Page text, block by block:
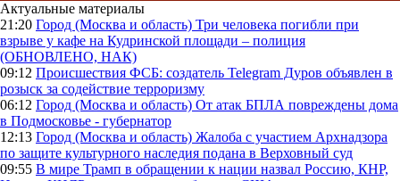
Актуальные материалы
21:20 Город (Москва и область) Три человека погибли при
взрыве у кафе на Кудринской площади – полиция
(ОБНОВЛЕНО, НАК)
09:12 Происшествия ФСБ: создатель Telegram Дуров объявлен в
розыск за содействие терроризму
06:12 Город (Москва и область) От атак БПЛА повреждены дома
в Подмосковье - губернатор
12:13 Город (Москва и область) Жалоба с участием Архнадзора
по защите культурного наследия подана в Верховный суд
09:55 В мире Трамп в обращении к нации назвал Россию, КНР,